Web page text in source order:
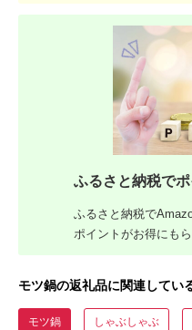
ふるさと納税で
ふるさと納税で
ポイントがお得にも
モツ鍋の返礼品に関連してい
モツ鍋 しゃぶしゃぶ